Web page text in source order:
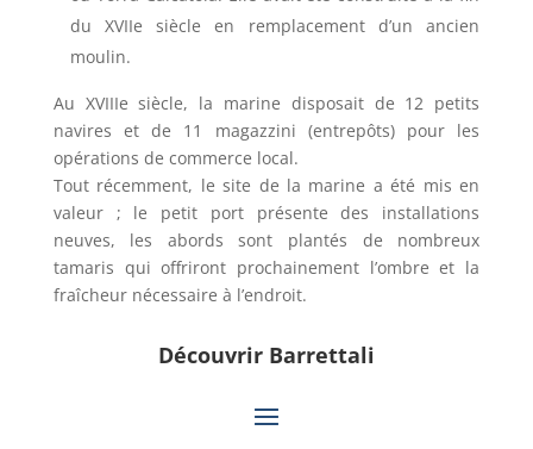
du XVIIe siècle en remplacement d’un ancien
moulin.
Au XVIIIe siècle, la marine disposait de 12 petits
navires et de 11 magazzini (entrepôts) pour les
opérations de commerce local.
Tout récemment, le site de la marine a été mis en
valeur ; le petit port présente des installations
neuves, les abords sont plantés de nombreux
tamaris qui offriront prochainement l’ombre et la
fraîcheur nécessaire à l’endroit.
Découvrir Barrettali